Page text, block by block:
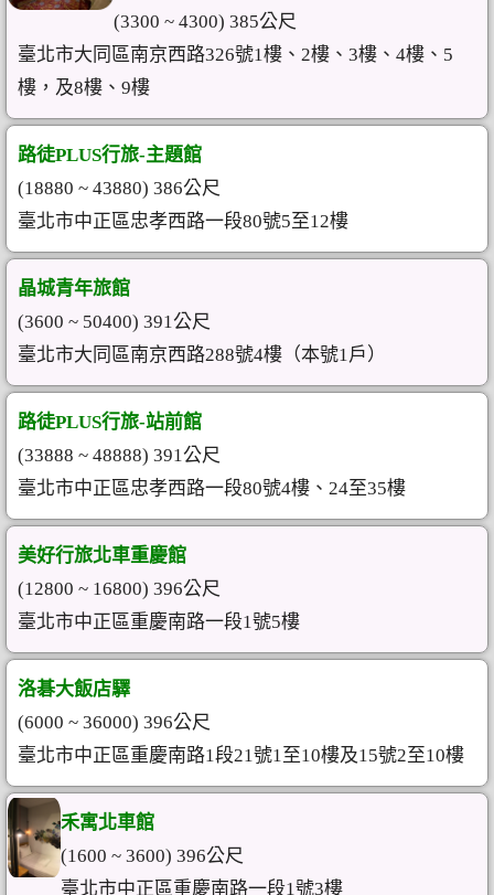
(3300 ~ 4300) 385公尺
臺北市大同區南京西路326號1樓、2樓、3樓、4樓、5
樓，及8樓、9樓
路徒PLUS行旅-主題館
(18880 ~ 43880) 386公尺
臺北市中正區忠孝西路一段80號5至12樓
晶城青年旅館
(3600 ~ 50400) 391公尺
臺北市大同區南京西路288號4樓（本號1戶）
路徒PLUS行旅-站前館
(33888 ~ 48888) 391公尺
臺北市中正區忠孝西路一段80號4樓、24至35樓
美好行旅北車重慶館
(12800 ~ 16800) 396公尺
臺北市中正區重慶南路一段1號5樓
洛碁大飯店驛
(6000 ~ 36000) 396公尺
臺北市中正區重慶南路1段21號1至10樓及15號2至10樓
禾寓北車館
(1600 ~ 3600) 396公尺
臺北市中正區重慶南路一段1號3樓